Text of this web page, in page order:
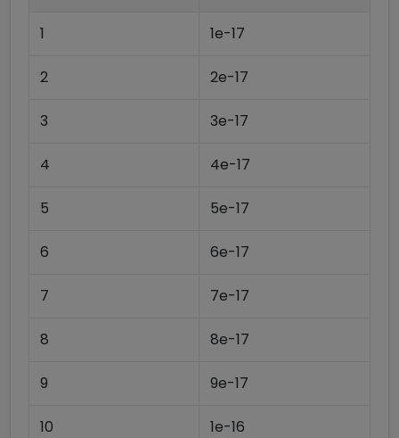
1 1e-17
2 2e-17
3 3e-17
4 4e-17
5 5e-17
6 6e-17
7 7e-17
8 8e-17
9 9e-17
10 1e-16